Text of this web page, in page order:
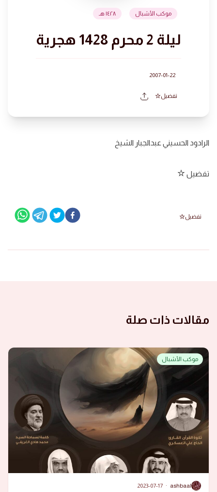
موكب الأشبال ١٤٢٨ هـ
ليلة 2 محرم 1428 هجرية
2007-01-22
تفضيل
الرادود الحسيني عبدالجبار الشيخ
تفضيل
تفضيل
مقالات ذات صلة
موكب الأشبال
A
ashbaal
·
2023-07-17